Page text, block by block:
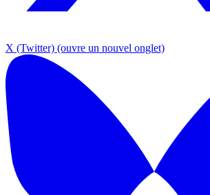
X (Twitter) (ouvre un nouvel onglet)